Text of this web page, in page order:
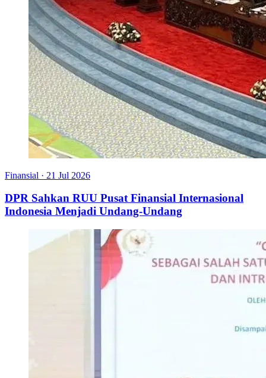
Finansial · 21 Jul 2026
DPR Sahkan RUU Pusat Finansial Internasional
Indonesia Menjadi Undang-Undang